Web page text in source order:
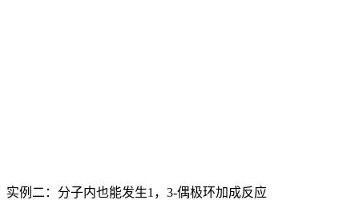
实例二：分子内也能发生1，3-偶极环加成反应